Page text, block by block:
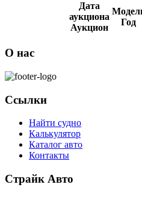
Дата
аукциона
Аукцион
Год
О нас
Ссылки
Найти судно
Калькулятор
Каталог авто
Контакты
Страйк Авто